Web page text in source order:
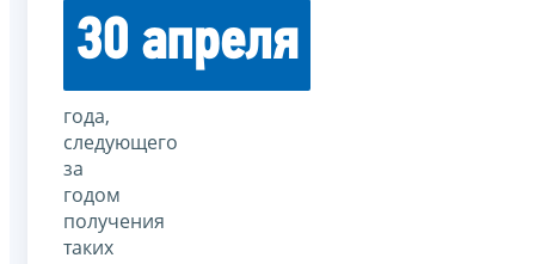
30 апреля
года,
следующего
за
годом
получения
таких